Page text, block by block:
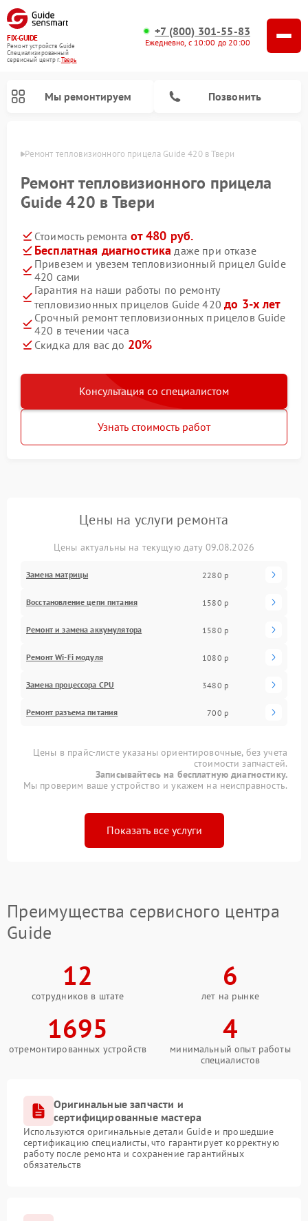
FIX-GUIDE
Ремонт устройств Guide
Специализированный
cервисный центр г.Тверь
+7 (800) 301-55-83
Ежедневно, с 10:00 до 20:00
Мы ремонтируем Позвонить
Ремонт тепловизионного прицела Guide 420 в Твери
Ремонт тепловизионного прицела
Guide 420 в Твери
Стоимость ремонта от 480 руб.
Бесплатная диагностика даже при отказе
Привезем и увезем тепловизионный прицел Guide
420 сами
Гарантия на наши работы по ремонту
тепловизионных прицелов Guide 420до 3-х лет
Срочный ремонт тепловизионных прицелов Guide
420 в течении часа
Скидка для вас до 20%
Консультация со специалистом
Узнать стоимость работ
Цены на услуги ремонта
Цены актуальны на текущую дату 09.08.2026
Замена матрицы 2280 р
Восстановление цепи питания 1580 р
Ремонт и замена аккумулятора 1580 р
Ремонт Wi-Fi модуля 1080 р
Замена процессора CPU 3480 р
Ремонт разъема питания 700 р
Цены в прайс-листе указаны ориентировочные, без учета
стоимости запчастей.
Записывайтесь на бесплатную диагностику.
Мы проверим ваше устройство и укажем на неисправность.
Показать все услуги
Преимущества сервисного центра
Guide
12
сотрудников в штате
6
лет на рынке
1695
отремонтированных устройств
4
минимальный опыт работы
специалистов
Оригинальные запчасти и
сертифицированные мастера
Используются оригинальные детали Guide и прошедшие
сертификацию специалисты, что гарантирует корректную
работу после ремонта и сохранение гарантийных
обязательств